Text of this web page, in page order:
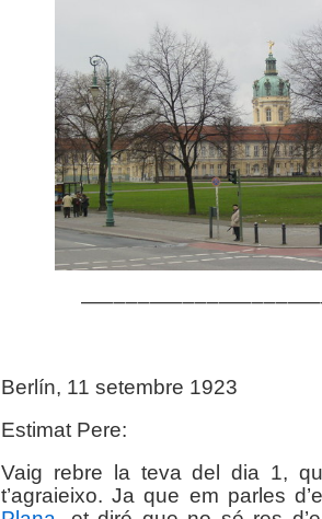
Berlín, 11 setembre 1923
Estimat Pere:
Vaig rebre la teva del dia 1,
t’agraieixo. Ja que em parles